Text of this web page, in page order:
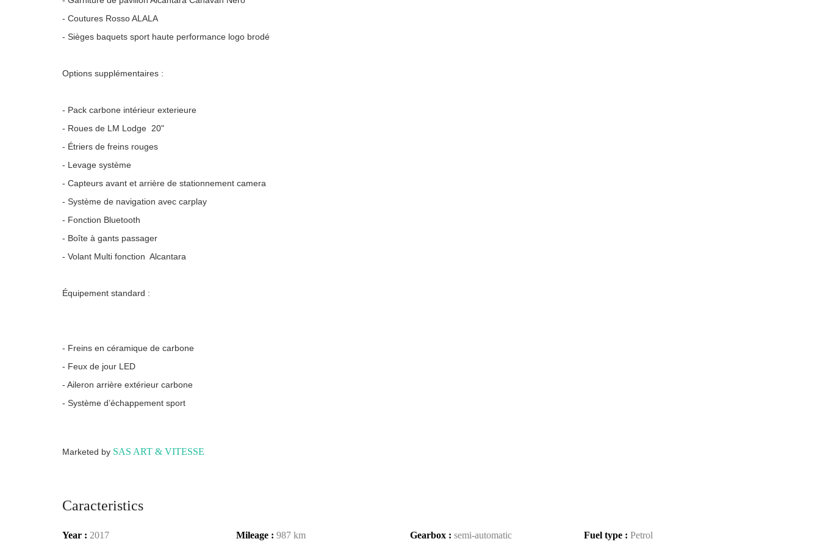
- Coutures Rosso ALALA
- Sièges baquets sport haute performance logo brodé
Options supplémentaires :
- Pack carbone intérieur exterieure
- Roues de LM Lodge 20"
- Étriers de freins rouges
- Levage système
- Capteurs avant et arrière de stationnement camera
- Système de navigation avec carplay
- Fonction Bluetooth
- Boîte à gants passager
- Volant Multi fonction Alcantara
Équipement standard :
- Freins en céramique de carbone
- Feux de jour LED
- Aileron arrière extérieur carbone
- Système d’échappement sport
Marketed by SAS ART & VITESSE
Caracteristics
Year : 2017 Mileage : 987 km Gearbox : semi-automatic Fuel type : Petrol